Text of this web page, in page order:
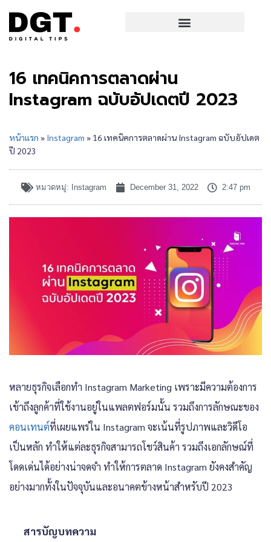
16 เทคนิคการตลาดผ่าน
Instagram ฉบับอัปเดตปี 2023
หน้าแรก » Instagram » 16 เทคนิคการตลาดผ่าน Instagram ฉบับอัปเดต
ปี 2023
หมวดหมู่: Instagram December 31, 2022 2:47 pm
หลายธุรกิจเลือกทำ Instagram Marketing เพราะมีความต้องการ
เข้าถึงลูกค้าที่ใช้งานอยู่ในแพลตฟอร์มนั้น รวมถึงการลักษณะของ
คอนเทนต์ที่เผยแพร่ใน Instagram จะเน้นที่รูปภาพและวิดีโอ
เป็นหลัก ทำให้แต่ละธุรกิจสามารถโชว์สินค้า รวมถึงเอกลักษณ์ที่
โดดเด่นได้อย่างน่าจดจำ ทำให้การตลาด Instagram ยังคงสำคัญ
อย่างมากทั้งในปัจจุบันและอนาคตข้างหน้าสำหรับปี 2023
สารบัญบทความ